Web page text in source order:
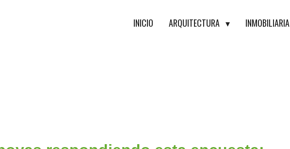
INICIO ARQUITECTURA INMOBILIARIA